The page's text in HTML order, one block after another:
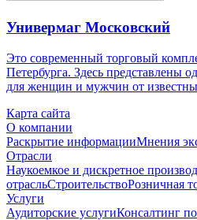
Универмаг Московский
Это современный торговый
Петербурга. Здесь представлены
для женщин и мужчин от
Карта сайта
О компании
Раскрытие информацииМнения
Отрасли
Наукоемкое и дискретное
отрасльСтроительствоРозничная
Услуги
Аудиторские услугиКонсалтинг